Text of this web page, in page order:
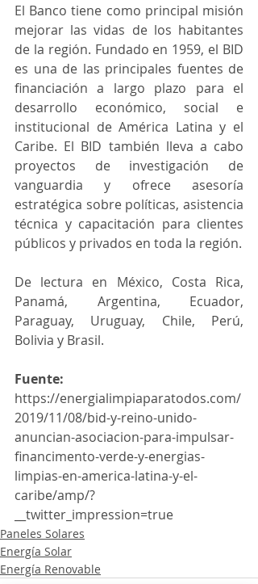
El Banco tiene como principal misión
mejorar las vidas de los habitantes
de la región. Fundado en 1959, el BID
es una de las principales fuentes de
financiación a largo plazo para el
desarrollo económico, social e
institucional de América Latina y el
Caribe. El BID también lleva a cabo
proyectos de investigación de
vanguardia y ofrece asesoría
estratégica sobre políticas, asistencia
técnica y capacitación para clientes
públicos y privados en toda la región.
De lectura en México, Costa Rica,
Panamá, Argentina, Ecuador,
Paraguay, Uruguay, Chile, Perú,
Bolivia y Brasil.
Fuente:
https://energialimpiaparatodos.com/
2019/11/08/bid-y-reino-unido-
anuncian-asociacion-para-impulsar-
financimento-verde-y-energias-
limpias-en-america-latina-y-el-
caribe/amp/?
__twitter_impression=true
Paneles Solares
Energía Solar
Energía Renovable